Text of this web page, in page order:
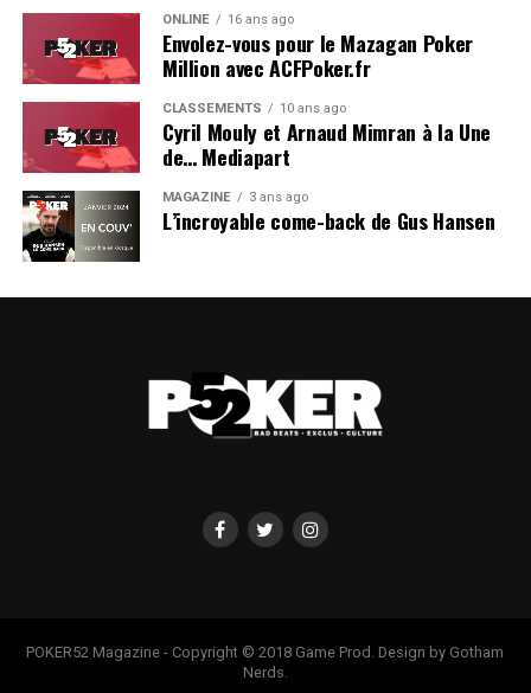
ONLINE 16 ans ago
Envolez-vous pour le Mazagan Poker
Million avec ACFPoker.fr
CLASSEMENTS 10 ans ago
Cyril Mouly et Arnaud Mimran à la Une
de… Mediapart
MAGAZINE 3 ans ago
L’incroyable come-back de Gus Hansen
POKER52 Magazine - Copyright © 2018 Game Prod. Design by Gotham
Nerds.